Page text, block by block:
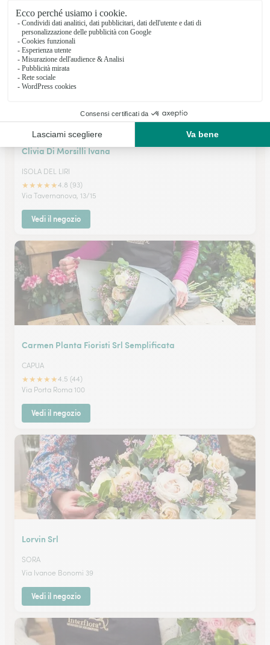
Vedi il negozio
Clivia Di Morsilli Ivana
ISOLA DEL LIRI
★★★★★4.8 (93)
Via Tavernanova, 13/15
Vedi il negozio
Carmen Planta Fioristi Srl Semplificata
CAPUA
★★★★★4.5 (44)
Via Porta Roma 100
Vedi il negozio
Lorvin Srl
SORA
Via Ivanoe Bonomi 39
Vedi il negozio